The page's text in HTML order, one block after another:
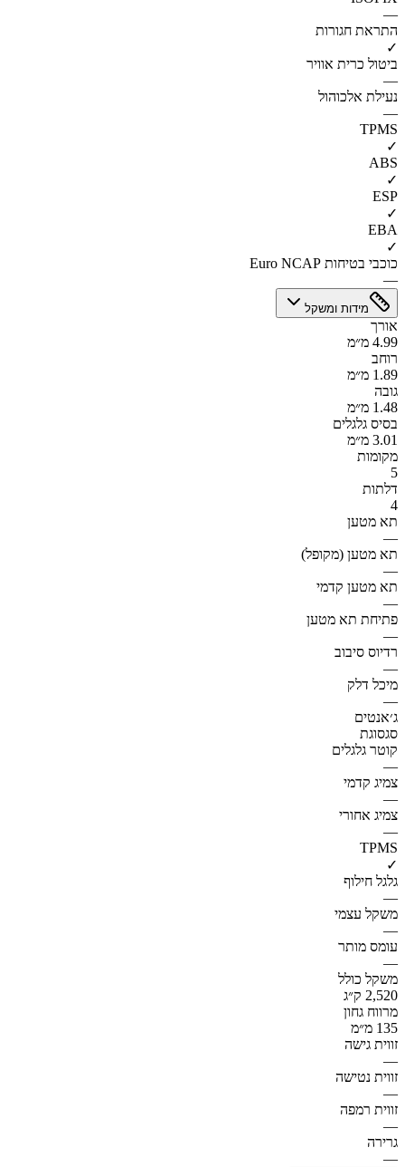
—
התראת חגורות
✓
ביטול כרית אוויר
—
נעילת אלכוהול
—
TPMS
✓
ABS
✓
ESP
✓
EBA
✓
כוכבי בטיחות Euro NCAP
—
מידות ומשקל
אורך
4.99 מ״מ
רוחב
1.89 מ״מ
גובה
1.48 מ״מ
בסיס גלגלים
3.01 מ״מ
מקומות
5
דלתות
4
תא מטען
—
תא מטען (מקופל)
—
תא מטען קדמי
—
פתיחת תא מטען
—
רדיוס סיבוב
—
מיכל דלק
—
ג׳אנטים
סגסוגת
קוטר גלגלים
—
צמיג קדמי
—
צמיג אחורי
—
TPMS
✓
גלגל חילוף
—
משקל עצמי
—
עומס מותר
—
משקל כולל
2,520 ק״ג
מרווח גחון
135 מ״מ
זווית גישה
—
זווית נטישה
—
זווית רמפה
—
גרירה
—